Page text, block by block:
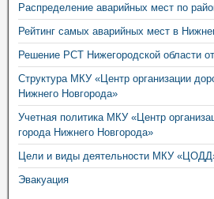
Распределение аварийных мест по
Рейтинг самых аварийных мест в
Решение РСТ Нижегородской области
Структура МКУ «Центр организации
Нижнего Новгорода»
Учетная политика МКУ «Центр
города Нижнего Новгорода»
Цели и виды деятельности МКУ
Эвакуация